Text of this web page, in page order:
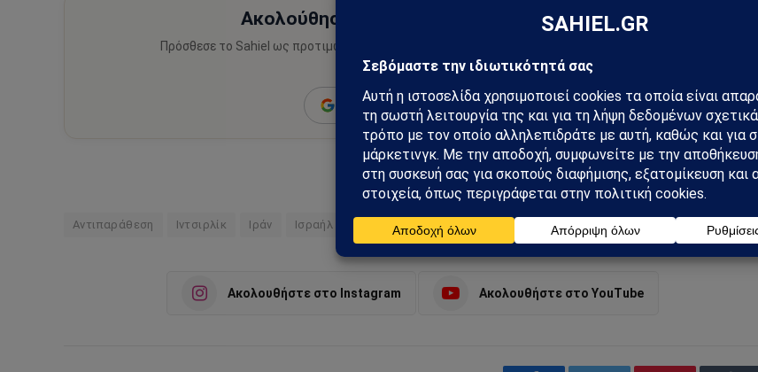
Ακολούθησε το Sahiel στο Google News
Πρόσθεσε το Sahiel ως προτιμώμενη πηγή για να λαμβάνεις πρώτος τις σημαντικότερες
ειδήσεις και αναλύσεις.
Add as a preferred source
Αντιπαράθεση Ιντσιρλίκ Ιράν Ισραήλ Τουρκία
Ακολουθήστε στο Instagram Ακολουθήστε στο YouTube